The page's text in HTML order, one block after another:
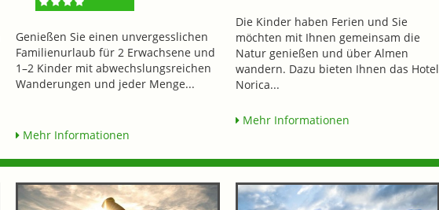
Genießen Sie einen unvergesslichen
Familienurlaub für 2 Erwachsene und
1–2 Kinder mit abwechslungsreichen
Wanderungen und jeder Menge...
Mehr Informationen
Die Kinder haben Ferien und Sie
möchten mit Ihnen gemeinsam die
Natur genießen und über Almen
wandern. Dazu bieten Ihnen das Hotel
Norica...
Mehr Informationen